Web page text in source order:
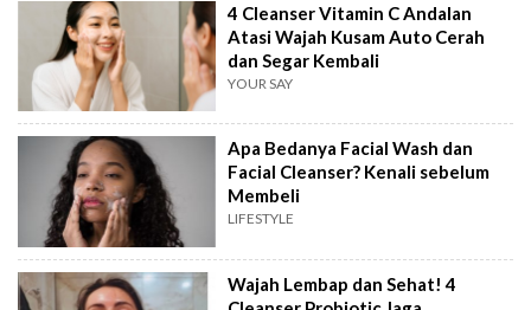
4 Cleanser Vitamin C Andalan
Atasi Wajah Kusam Auto Cerah
dan Segar Kembali
YOUR SAY
Apa Bedanya Facial Wash dan
Facial Cleanser? Kenali sebelum
Membeli
LIFESTYLE
Wajah Lembap dan Sehat! 4